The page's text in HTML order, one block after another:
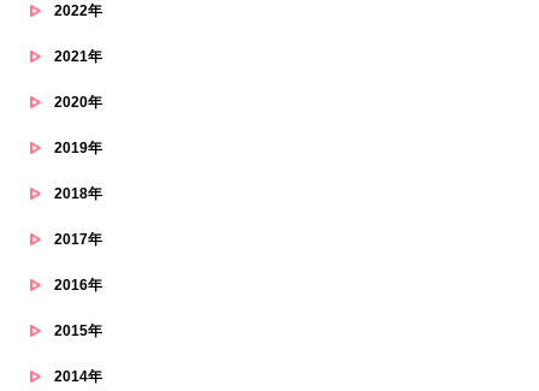
2022年
2021年
2020年
2019年
2018年
2017年
2016年
2015年
2014年